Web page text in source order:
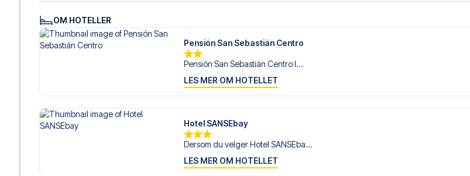
Er du klar for å oppleve Real Sociedad på Estadio Anoeta mot Malaga? Kontakt oss idag, og la oss hjelpe deg med
å realisere din fotballreisedrøm!
OM HOTELLER
Pensión San Sebastián Centro
Pensión San Sebastián Centro l...
LES MER OM HOTELLET
Hotel SANSEbay
Dersom du velger Hotel SANSEba...
LES MER OM HOTELLET